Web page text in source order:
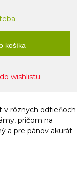
košíka
wishlistu
v rôznych odtieňoch
pričom na
a pre pánov akurát